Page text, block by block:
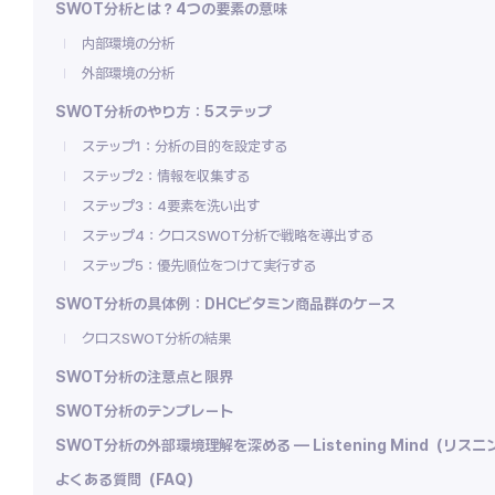
SWOT分析とは？4つの要素の意味
内部環境の分析
外部環境の分析
SWOT分析のやり方：5ステップ
ステップ1：分析の目的を設定する
ステップ2：情報を収集する
ステップ3：4要素を洗い出す
ステップ4：クロスSWOT分析で戦略を導出する
ステップ5：優先順位をつけて実行する
SWOT分析の具体例：DHCビタミン商品群のケース
クロスSWOT分析の結果
SWOT分析の注意点と限界
SWOT分析のテンプレート
SWOT分析の外部環境理解を深める — Listening Mind（リスニン
よくある質問（FAQ）